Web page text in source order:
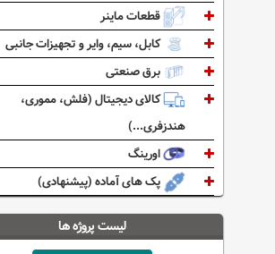
قطعات ماینر
کابل، سیم، وایر و تجهیزات جانبی
برق صنعتی
کالای دیجیتال (فلش، مموری،
هندزفری...)
اورینگ
پک های آماده (پیشنهادی)
لیست پروژه ها